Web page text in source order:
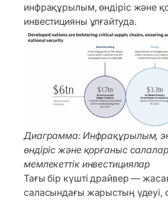
инфрақұрылым, өндіріс және
инвестицияны ұлғайтуда.
Диаграмма: Инфрақұрылым,
өндіріс және қорғаныс
мемлекеттік инвестициялар
Тағы бір күшті драйвер —
саласындағы жарыстың үдеуі,